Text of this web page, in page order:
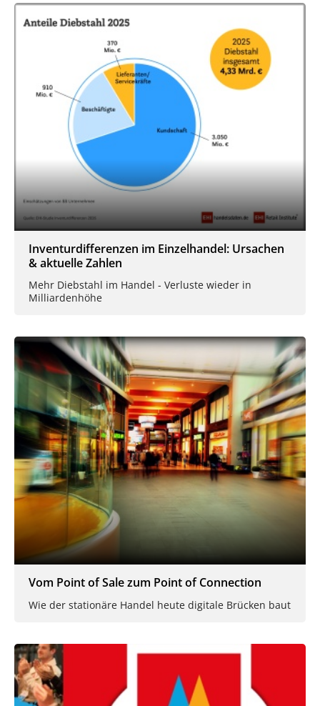
Inventurdifferenzen im Einzelhandel: Ursachen
& aktuelle Zahlen
Mehr Diebstahl im Handel - Verluste wieder in
Milliardenhöhe
Vom Point of Sale zum Point of Connection
Wie der stationäre Handel heute digitale Brücken baut